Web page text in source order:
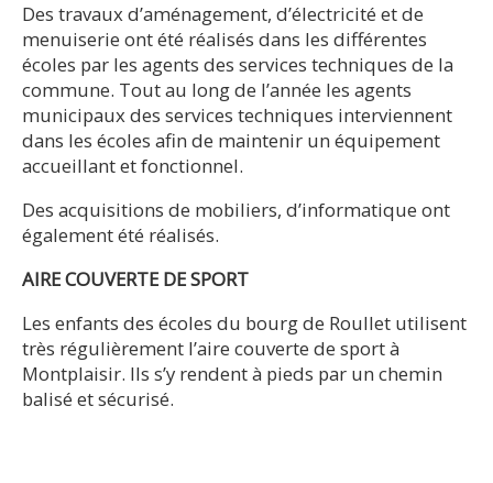
Des travaux d’aménagement, d’électricité et de
menuiserie ont été réalisés dans les différentes
écoles par les agents des services techniques de la
commune. Tout au long de l’année les agents
municipaux des services techniques interviennent
dans les écoles afin de maintenir un équipement
accueillant et fonctionnel.
Des acquisitions de mobiliers, d’informatique ont
également été réalisés.
AIRE COUVERTE DE SPORT
Les enfants des écoles du bourg de Roullet utilisent
très régulièrement l’aire couverte de sport à
Montplaisir. Ils s’y rendent à pieds par un chemin
balisé et sécurisé.